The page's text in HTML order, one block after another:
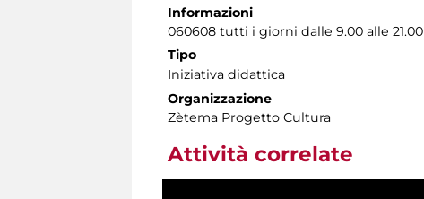
Informazioni
060608 tutti i giorni dalle 9.00 alle 21.00
Tipo
Iniziativa didattica
Organizzazione
Zètema Progetto Cultura
Attività correlate